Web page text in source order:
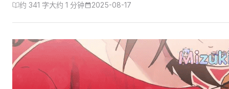
约 341 字大约 1 分钟 2025-08-17